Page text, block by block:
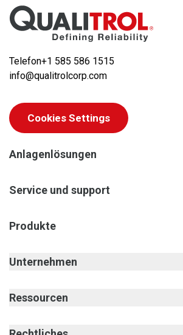
Telefon+1 585 586 1515
info@qualitrolcorp.com
Cookies Settings
Anlagenlösungen
Service und support
Produkte
Unternehmen
Ressourcen